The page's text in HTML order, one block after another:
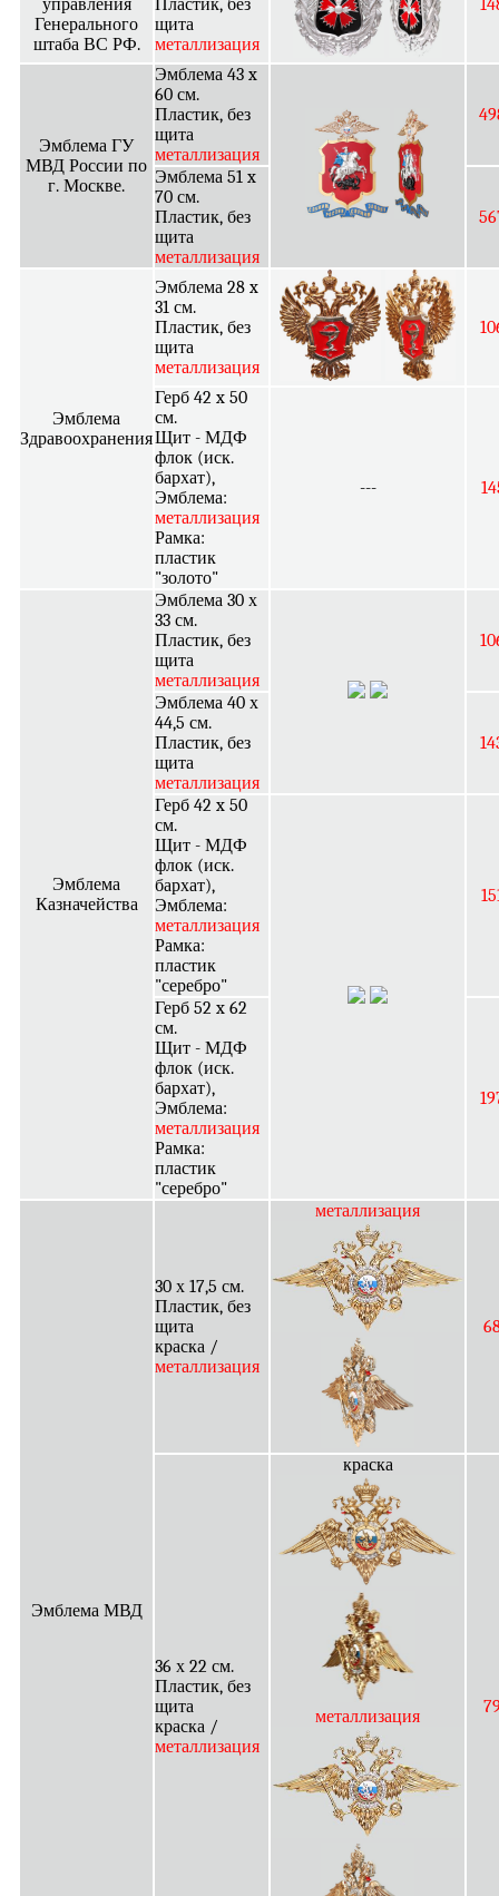
управления
Генерального
штаба ВС РФ.
Пластик, без
щита
металлизация
Эмблема ГУ
МВД России по
г. Москве.
Эмблема 43 x
60 см.
Пластик, без
щита
металлизация
Эмблема 51 x
70 см.
Пластик, без
щита
металлизация
Эмблема
Здравоохранения
Эмблема 28 x
31 см.
Пластик, без
щита
металлизация
Герб 42 x 50
см.
Щит - МДФ
флок (иск.
бархат),
Эмблема:
металлизация
Рамка:
пластик
"золото"
---
Эмблема
Казначейства
Эмблема 30 х
33 см.
Пластик, без
щита
металлизация
Эмблема 40 х
44,5 см.
Пластик, без
щита
металлизация
Герб 42 x 50
см.
Щит - МДФ
флок (иск.
бархат),
Эмблема:
металлизация
Рамка:
пластик
"серебро"
Герб 52 x 62
см.
Щит - МДФ
флок (иск.
бархат),
Эмблема:
металлизация
Рамка:
пластик
"серебро"
Эмблема МВД
30 х 17,5 см.
Пластик, без
щита
краска /
металлизация
металлизация
36 х 22 см.
Пластик, без
щита
краска /
металлизация
краска
металлизация